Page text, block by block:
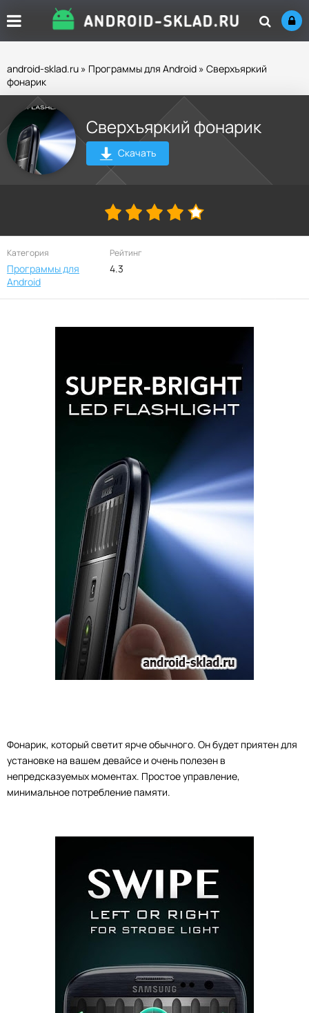
android-sklad.ru » Программы для Android » Сверхъяркий
фонарик
Сверхъяркий фонарик
Скачать
Категория
Программы для
Android
Рейтинг
4.3
Фонарик, который светит ярче обычного. Он будет приятен для
установке на вашем девайсе и очень полезен в
непредсказуемых моментах. Простое управление,
минимальное потребление памяти.